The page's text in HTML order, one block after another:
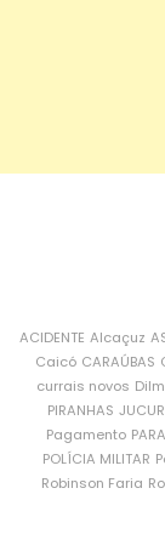
ACIDENTE Alcaçuz
Caicó CARAÚBAS
currais novos
PIRANHAS
Pagamento
POLÍCIA MILITAR
Robinson Faria